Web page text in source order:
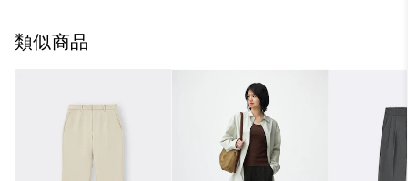
類似商品